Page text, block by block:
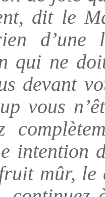
dit le
d’une
qui ne
devant
vous
intention
mûr, le